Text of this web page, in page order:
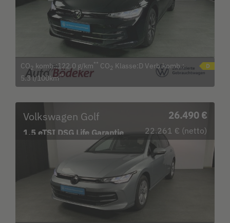
CO2 komb.:122.0 g/km** CO2 Klasse:D Verb.komb.:
5.3 l/100km**
Volkswagen Golf
1.5 eTSI DSG Life Garantie
b.12.3.30 / Navi
26.490 €
22.261 € (netto)